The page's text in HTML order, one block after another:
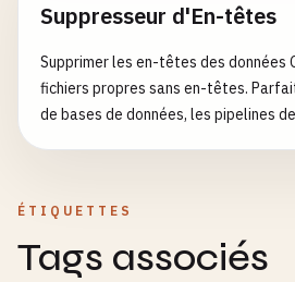
Suppresseur d'En-têtes
Supprimer les en-têtes des données
fichiers propres sans en-têtes.
de bases de données, les pipelines
ÉTIQUETTES
Tags associés